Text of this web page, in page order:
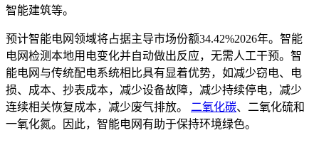
智能建筑等。
预计智能电网领域将占据主导市场份额34.42%2026年。智能
电网检测本地用电变化并自动做出反应，无需人工干预。智
能电网与传统配电系统相比具有显着优势，如减少窃电、电
损、成本、抄表成本，减少设备故障，减少持续停电，减少
连续相关恢复成本，减少废气排放。 二氧化碳、二氧化硫和
一氧化氮。因此，智能电网有助于保持环境绿色。